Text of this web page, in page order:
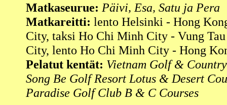
Matkaseurue: Päivi, Esa, Satu ja Pera
Matkareitti: lento Helsinki - Hong
City, taksi Ho Chi Minh City - Vung
City, lento Ho Chi Minh City - Hong
Pelatut kentät: Vietnam Golf &
Song Be Golf Resort Lotus & Desert
Paradise Golf Club B & C Courses